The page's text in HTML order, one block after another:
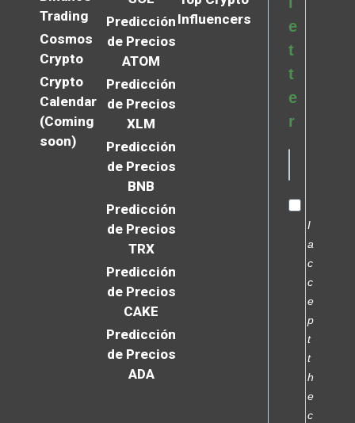
Trading
Cosmos
Crypto
Crypto
Calendar
(Coming
soon)
Predicción
de Precios
ATOM
Predicción
de Precios
XLM
Predicción
de Precios
BNB
Predicción
de Precios
TRX
Predicción
de Precios
CAKE
Predicción
de Precios
ADA
Influencers
e
t
t
e
r
I
a
c
c
e
p
t
t
h
e
c